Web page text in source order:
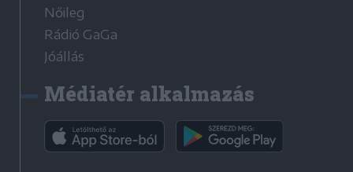
Nőileg
Rádió GaGa
Jóállás
Médiatér alkalmazás